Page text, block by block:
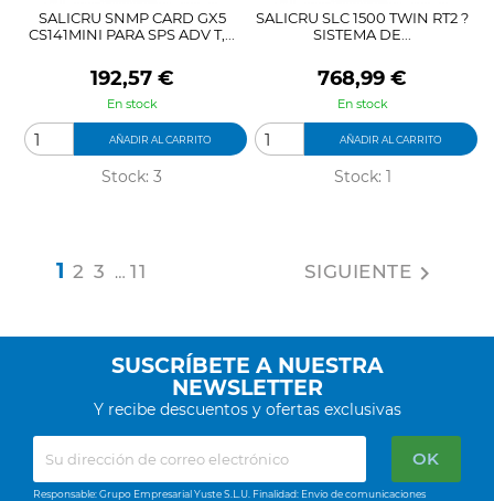
SALICRU SNMP CARD GX5
CS141MINI PARA SPS ADV T,...
Precio
192,57 €
En stock
AÑADIR AL CARRITO
Stock: 3
SALICRU SLC 1500 TWIN RT2 ?
SISTEMA DE...
Precio
768,99 €
En stock
AÑADIR AL CARRITO
Stock: 1
123 … 11 SIGUIENTE 
SUSCRÍBETE A NUESTRA
NEWSLETTER
Y recibe descuentos y ofertas exclusivas
Responsable: Grupo Empresarial Yuste S.L.U. Finalidad: Envío de comunicaciones